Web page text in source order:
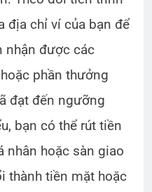
địa chỉ ví của bạn để
nhận được các
phần thưởng
đạt đến ngưỡng
bạn có thể rút tiền
nhân hoặc sàn giao
thành tiền mặt hoặc